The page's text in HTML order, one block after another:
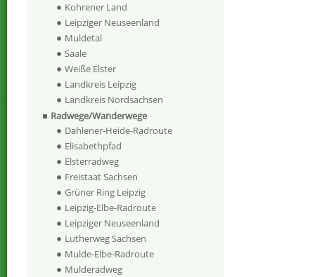
Kohrener Land
Leipziger Neuseenland
Muldetal
Saale
Weiße Elster
Landkreis Leipzig
Landkreis Nordsachsen
Radwege/Wanderwege
Dahlener-Heide-Radroute
Elisabethpfad
Elsterradweg
Freistaat Sachsen
Grüner Ring Leipzig
Leipzig-Elbe-Radroute
Leipziger Neuseenland
Lutherweg Sachsen
Mulde-Elbe-Radroute
Mulderadweg